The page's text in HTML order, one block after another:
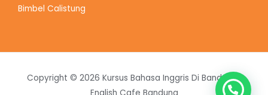
Bimbel Calistung
Copyright © 2026 Kursus Bahasa Inggris Di Bandung |
English Cafe Bandung